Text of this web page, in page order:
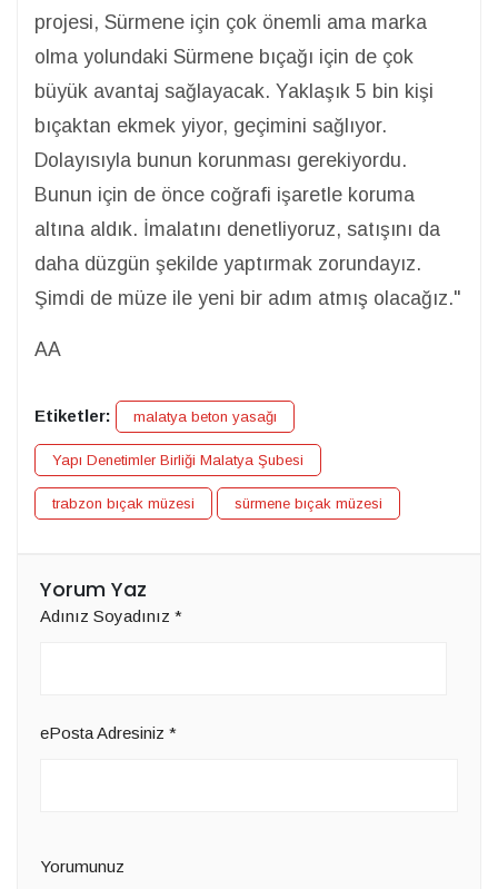
projesi, Sürmene için çok önemli ama marka
olma yolundaki Sürmene bıçağı için de çok
büyük avantaj sağlayacak. Yaklaşık 5 bin kişi
bıçaktan ekmek yiyor, geçimini sağlıyor.
Dolayısıyla bunun korunması gerekiyordu.
Bunun için de önce coğrafi işaretle koruma
altına aldık. İmalatını denetliyoruz, satışını da
daha düzgün şekilde yaptırmak zorundayız.
Şimdi de müze ile yeni bir adım atmış olacağız."
AA
Etiketler: malatya beton yasağı
Yapı Denetimler Birliği Malatya Şubesi
trabzon bıçak müzesi sürmene bıçak müzesi
Yorum Yaz
Adınız Soyadınız *
ePosta Adresiniz *
Yorumunuz